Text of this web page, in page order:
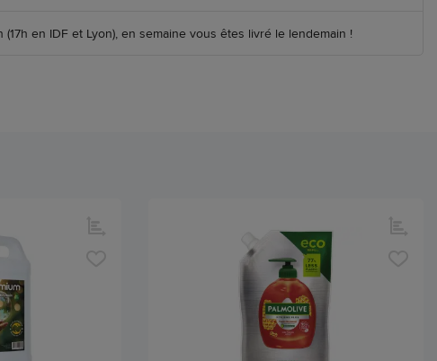
(17h en IDF et Lyon), en semaine vous êtes livré le lendemain !